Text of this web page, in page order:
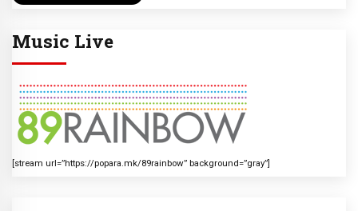
Music Live
[stream url=”https://popara.mk/89rainbow” background=”gray”]